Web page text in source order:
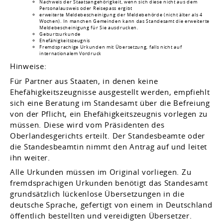
​​​​​​​Nachweis der Staatsangehörigkeit, wenn sich diese nicht aus dem
Personalausweis oder Reisepass ergibt
erweiterte Meldebescheinigung der Meldebehörde (nicht älter als 4
Wochen). In manchen Gemeinden kann das Standesamt die erweiterte
Meldebescheinigung für Sie ausdrucken.
Geburtsurkunde
Ehefähigkeitszeugnis
Fremdsprachige Urkunden mit Übersetzung, falls nicht auf
internationalem Vordruck
Hinweise:
Für Partner aus Staaten, in denen keine
Ehefähigkeitszeugnisse ausgestellt werden, empfiehlt
sich eine Beratung im Standesamt über die Befreiung
von der Pflicht, ein Ehefähigkeitszeugnis vorlegen zu
müssen. Diese wird vom Präsidenten des
Oberlandesgerichts erteilt. Der Standesbeamte oder
die Standesbeamtin nimmt den Antrag auf und leitet
ihn weiter.
Alle Urkunden müssen im Original vorliegen. Zu
fremdsprachigen Urkunden benötigt das Standesamt
grundsätzlich lückenlose Übersetzungen in die
deutsche Sprache, gefertigt von einem in Deutschland
öffentlich bestellten und vereidigten Übersetzer.